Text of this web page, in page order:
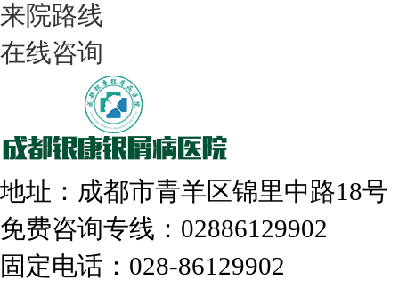
308nm激光：银屑病治疗更高效
走进成都：满足您的治愈需求
来院路线
在线咨询
地址：成都市青羊区锦里中路18
免费咨询专线：02886129902
固定电话：028-86129902